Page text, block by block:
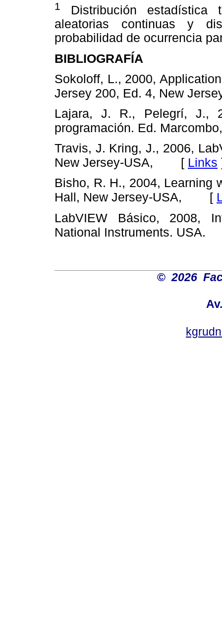
1
Distribución estadística
aleatorias continuas y
probabilidad de ocurrencia
BIBLIOGRAFÍA
Sokoloff, L., 2000,
Jersey 200, Ed. 4, New
Lajara, J. R., Pelegrí, J.,
programación. Ed.
Travis, J. Kring, J., 2006,
New Jersey-USA, [ Links
Bisho, R. H., 2004, Learning
Hall, New Jersey-USA, [
LabVIEW Básico, 2008,
National Instruments. USA.
© 2026